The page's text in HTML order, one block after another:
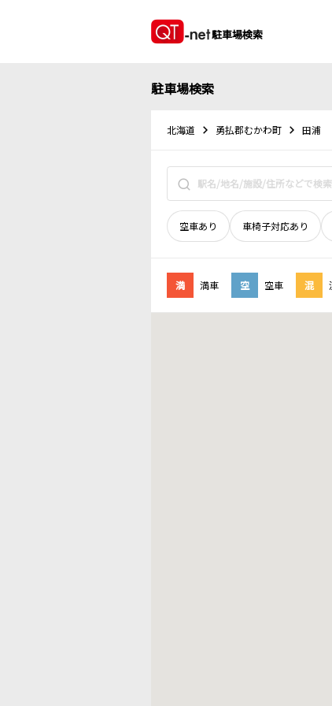
駐車場検索
駐車場検索
北海道 勇払郡むかわ町 田浦
空車あり 車椅子対応あり
満 満車 空 空車 混